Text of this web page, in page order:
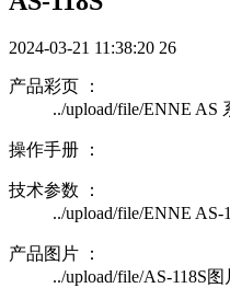
2024-03-21 11:38:20 26
产品彩页 ：
../upload/file/ENNE AS
操作手册 ：
技术参数 ：
../upload/file/ENNE
产品图片 ：
../upload/file/AS-118S图